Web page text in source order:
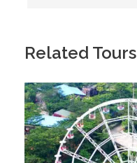
Related Tours